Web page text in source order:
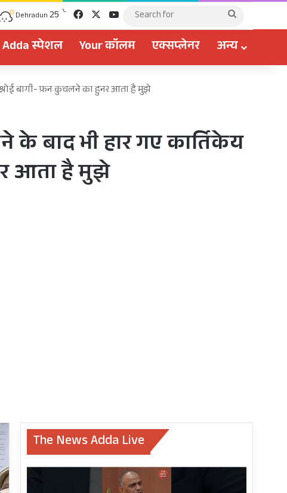
Dehradun 25 ℃ FacebookYouTube
Search
Adda स्पेशल Your कॉलम एक्सप्लेनर अन्य
बागी- फ़न कुचलने का हुनर आता है मुझे
के बाद भी हार गए कार्तिकेय
आता है मुझे
The News Adda Live